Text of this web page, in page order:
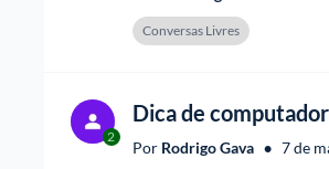
Conversas Livres
2
Dica de
Por Rodrigo Gava • 7 de